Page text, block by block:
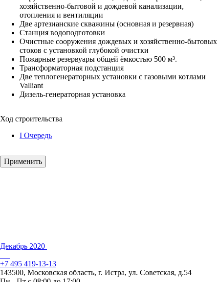
хозяйственно-бытовой и дождевой канализации,
отопления и вентиляции
Две артезианские скважины (основная и резервная)
Станция водоподготовки
Очистные сооружения дождевых и хозяйственно-бытовых
стоков с установкой глубокой очистки
Пожарные резервуары общей ёмкостью 500 м³.
Трансформаторная подстанция
Две теплогенераторных установки с газовыми котлами
Valliant
Дизель-генераторная установка
Ход строительства
I Очередь
Декабрь 2020
+7 495 419-13-13
143500, Московская область, г. Истра, ул. Советская, д.54